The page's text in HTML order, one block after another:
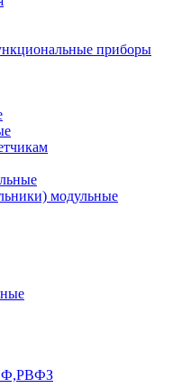
приборы
модульные